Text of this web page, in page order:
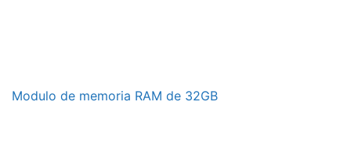
Modulo de memoria RAM de 32GB